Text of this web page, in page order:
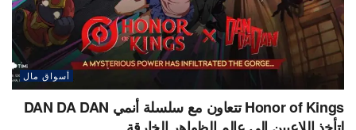
أسواق مال
Honor of Kings تتعاون مع سلسلة أنمي DAN DA DAN